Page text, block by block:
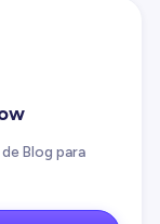
Blog para